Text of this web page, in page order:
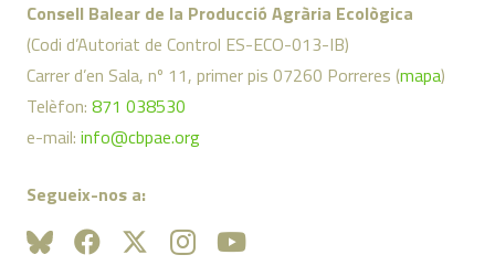
Consell Balear de la Producció Agrària Ecològica
(Codi d’Autoriat de Control ES-ECO-013-IB)
Carrer d’en Sala, nº 11, primer pis 07260 Porreres (mapa)
Telèfon: 871 038530
e-mail: info@cbpae.org
Segueix-nos a: